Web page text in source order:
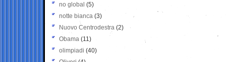
no global (5)
notte bianca (3)
Nuovo Centrodestra (2)
Obama (11)
olimpiadi (40)